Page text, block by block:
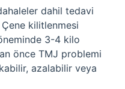
dahil tedavi
kilitlenmesi
3-4 kilo
önce TMJ problemi
azalabilir veya